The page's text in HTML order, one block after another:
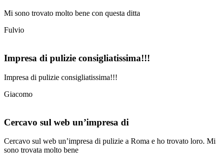
Mi sono trovato molto bene con questa ditta
Fulvio
Impresa di pulizie consigliatissima!!!
Impresa di pulizie consigliatissima!!!
Giacomo
Cercavo sul web un’impresa di
Cercavo sul web un’impresa di pulizie a Roma e ho trovato loro. Mi
sono trovata molto bene